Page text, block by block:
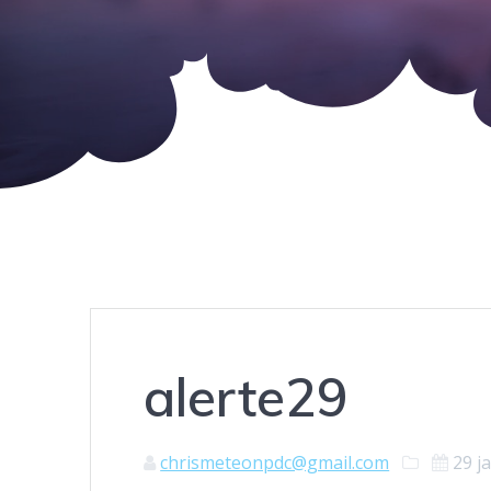
alerte29
chrismeteonpdc@gmail.com 29